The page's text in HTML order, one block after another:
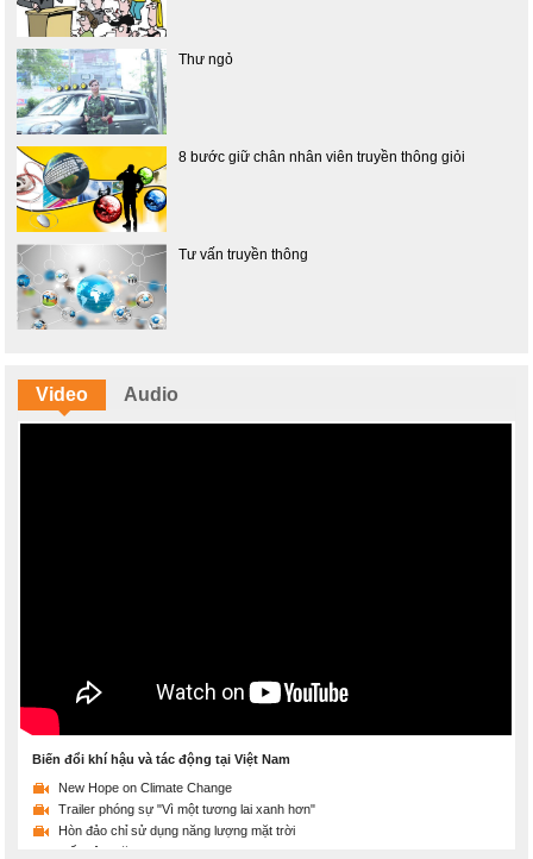
Thư ngỏ
8 bước giữ chân nhân viên truyền thông giỏi
Tư vấn truyền thông
Video Audio
Biến đổi khí hậu và tác động tại Việt Nam
New Hope on Climate Change
Trailer phóng sự "Vì một tương lai xanh hơn"
Hòn đảo chỉ sử dụng năng lượng mặt trời